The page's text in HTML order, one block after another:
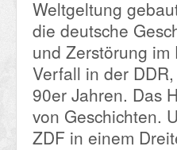
Weltgeltung
die deutsche
und Zerstörung
Verfall in der
90er Jahren. Das
von Geschichten.
ZDF in einem